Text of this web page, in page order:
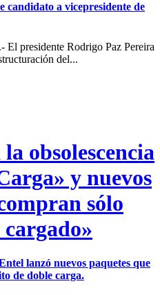
candidato a vicepresidente de
El presidente Rodrigo Paz Pereira
del...
obsolescencia
y nuevos
sólo
lanzó nuevos paquetes que
de doble carga.